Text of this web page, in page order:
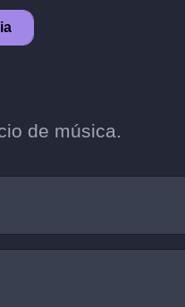
de música.